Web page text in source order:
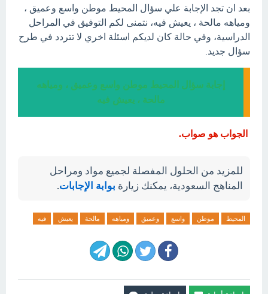
بعد ان تجد الإجابة علي سؤال المحيط موطن واسع وعميق ،
ومياهه مالحة ، يعيش فيه، نتمنى لكم التوفيق في المراحل
الدراسية، وفي حالة كان لديكم اسئلة اخري لا تتردد في طرح
سؤال جديد.
إجابة سؤال المحيط موطن واسع وعميق ، ومياهه
مالحة ، يعيش فيه
الجواب هو صواب.
للمزيد من الحلول المفصلة لجميع مواد ومراحل
المناهج السعودية، يمكنك زيارة بوابة الإجابات.
المحيط موطن واسع وعميق ومياهه مالحة يعيش فيه